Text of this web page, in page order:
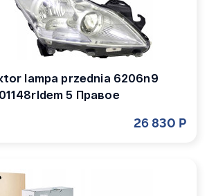
lampa przednia 6206n9
5 Правое
26 830 Р